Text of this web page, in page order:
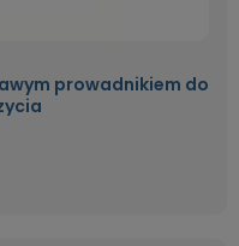
prowadnikiem do